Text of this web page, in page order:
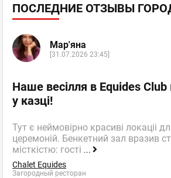
ПОСЛЕДНИЕ ОТЗЫВЫ
Мар'яна
[31.07.2026 23:45]
Наше весілля в Equides Club
у казці!
Тут є неймовірно красиві локаціі
церемоній. Бенкетний зал вразив
місткістю: гості ...
Chalet Equides
Загородный ресторан